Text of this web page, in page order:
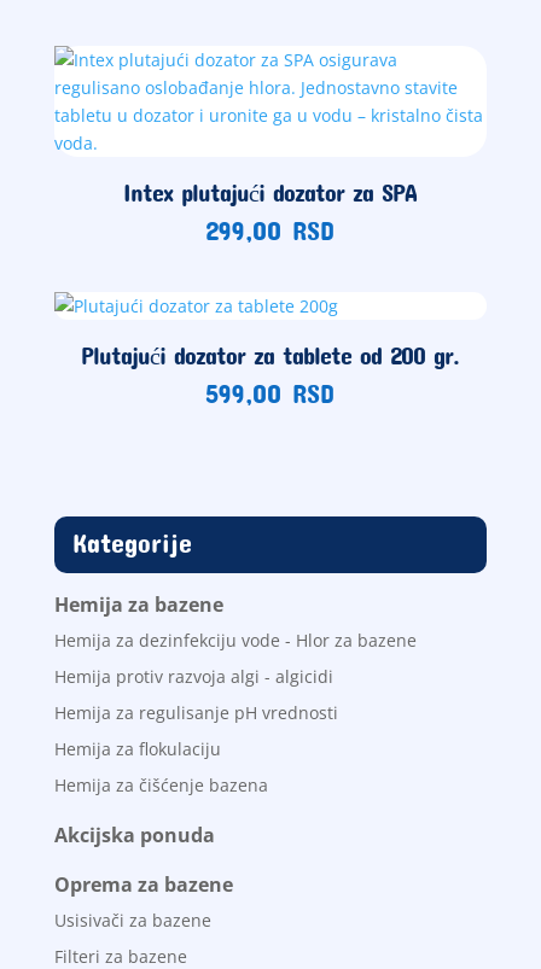
Intex plutajući dozator za SPA
299,00 RSD
Plutajući dozator za tablete od 200 gr.
599,00 RSD
Kategorije
Hemija za bazene
Hemija za dezinfekciju vode - Hlor za bazene
Hemija protiv razvoja algi - algicidi
Hemija za regulisanje pH vrednosti
Hemija za flokulaciju
Hemija za čišćenje bazena
Akcijska ponuda
Oprema za bazene
Usisivači za bazene
Filteri za bazene